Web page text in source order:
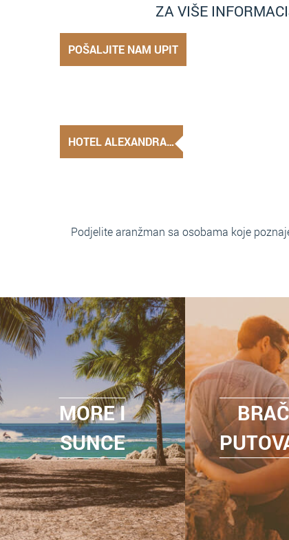
ZA VIŠE
POŠALJITE NAM UPIT
HOTEL ALEXANDRA…
Podjelite aranžman sa osobama koje
MORE I
SUNCE